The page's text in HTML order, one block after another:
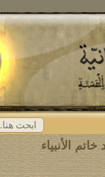
ابحث
عن:
الأنبياء